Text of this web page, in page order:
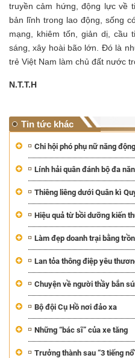
truyền cảm hứng, động lực về
bản lĩnh trong lao động, sống
mạng, khiêm tốn, giản dị, cầu
sáng, xây hoài bão lớn. Đó là
trẻ Việt Nam làm chủ đất nước
N.T.T.H
Tin tức khác
Chi hội phó phụ nữ năng
Lính hải quân đánh bộ đa
Thiêng liêng dưới Quân kì
Hiệu quả từ bồi dưỡng kiến
Làm đẹp doanh trại bằng
Lan tỏa thông điệp yêu
Chuyện về người thầy bắn
Bộ đội Cụ Hồ nơi đảo xa
Những “bác sĩ” của xe tăng
Trưởng thành sau “3 tiếng